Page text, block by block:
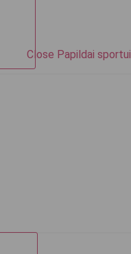
Close Papildai sportui